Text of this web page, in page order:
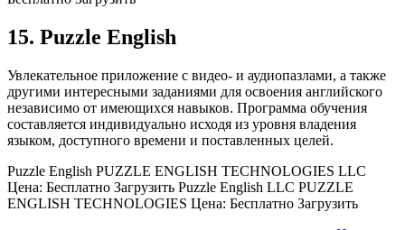
15. Puzzle English
Увлекательное приложение с видео- и аудиопазлами, а также
другими интересными заданиями для освоения английского
независимо от имеющихся навыков. Программа обучения
составляется индивидуально исходя из уровня владения
языком, доступного времени и поставленных целей.
Puzzle English PUZZLE ENGLISH TECHNOLOGIES LLC
Цена: Бесплатно Загрузить Puzzle English LLC PUZZLE
ENGLISH TECHNOLOGIES Цена: Бесплатно Загрузить